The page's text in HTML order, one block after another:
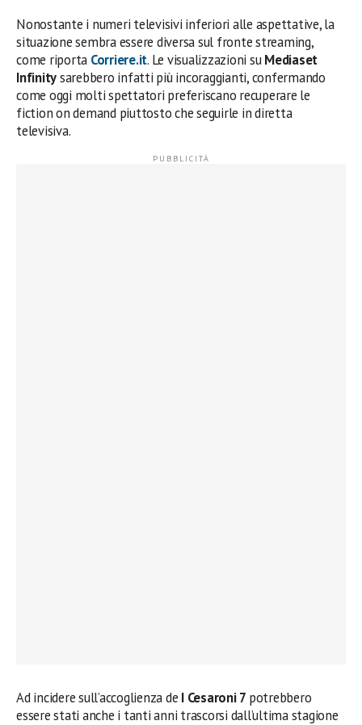
Nonostante i numeri televisivi inferiori alle aspettative, la
situazione sembra essere diversa sul fronte streaming,
come riporta Corriere.it. Le visualizzazioni suMediaset
Infinitysarebbero infatti più incoraggianti, confermando
come oggi molti spettatori preferiscano recuperare le
fiction on demand piuttosto che seguirle in diretta
televisiva.
Ad incidere sull’accoglienza de I Cesaroni 7 potrebbero
essere stati anche i tanti anni trascorsi dall’ultima stagione